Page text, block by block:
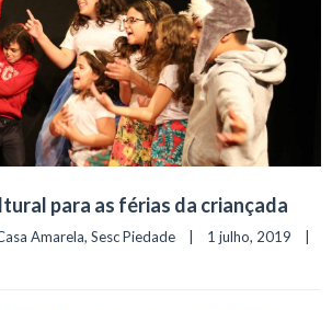
para as férias da criançada
Amarela, Sesc Piedade